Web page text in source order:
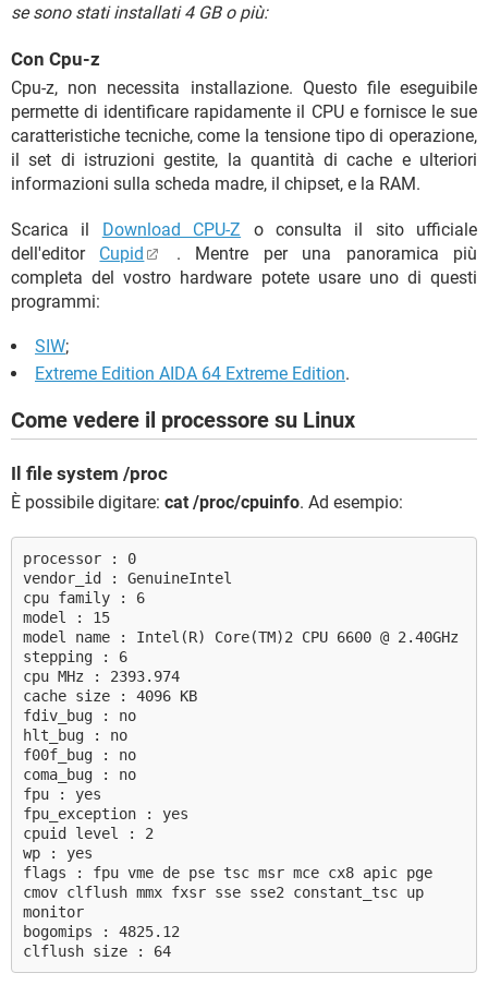
se sono stati installati 4 GB o più:
Con Cpu-z
Cpu-z, non necessita installazione. Questo file eseguibile
permette di identificare rapidamente il CPU e fornisce le sue
caratteristiche tecniche, come la tensione tipo di operazione,
il set di istruzioni gestite, la quantità di cache e ulteriori
informazioni sulla scheda madre, il chipset, e la RAM.
Scarica il Download CPU-Z o consulta il sito ufficiale
dell'editor Cupid
. Mentre per una panoramica più
completa del vostro hardware potete usare uno di questi
programmi:
SIW;
Extreme Edition AIDA 64 Extreme Edition.
Come vedere il processore su Linux
Il file system /proc
È possibile digitare: cat /proc/cpuinfo. Ad esempio:
processor : 0
vendor_id : GenuineIntel
cpu family : 6
model : 15
model name : Intel(R) Core(TM)2 CPU 6600 @ 2.40GHz
stepping : 6
cpu MHz : 2393.974
cache size : 4096 KB
fdiv_bug : no
hlt_bug : no
f00f_bug : no
coma_bug : no
fpu : yes
fpu_exception : yes
cpuid level : 2
wp : yes
flags : fpu vme de pse tsc msr mce cx8 apic pge
cmov clflush mmx fxsr sse sse2 constant_tsc up
monitor
bogomips : 4825.12
clflush size : 64